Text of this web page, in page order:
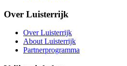
Over Luisterrijk
Over Luisterrijk
About Luisterrijk
Partnerprogramma